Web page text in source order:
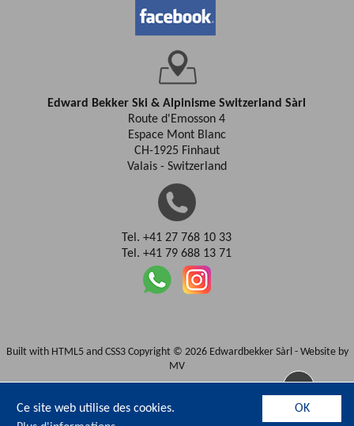
Edward Bekker Ski & Alpinisme Switzerland Sàrl
Route d'Emosson 4
Espace Mont Blanc
CH-1925 Finhaut
Valais - Switzerland
Tel. +41 27 768 10 33
Tel. +41 79 688 13 71
Built with HTML5 and CSS3 Copyright © 2026 Edwardbekker Sàrl - Website by
MV
Ce site web utilise des cookies.
OK